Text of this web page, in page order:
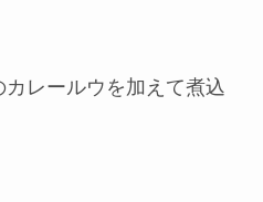
レールウを加えて煮込